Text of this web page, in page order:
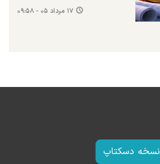
۱۷ مرداد ۰۵ - ۰۹:۵۸
نسخه دسکتاپ